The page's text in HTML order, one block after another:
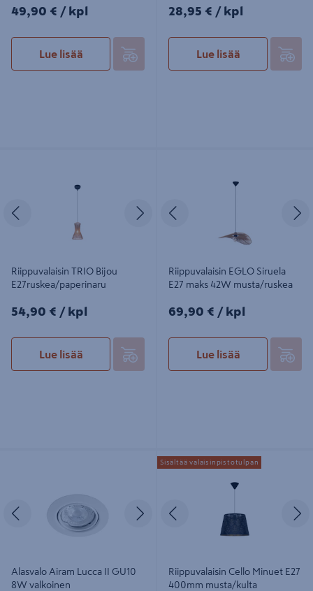
49,90€/kpl
49,90 € / kpl
Lue lisää
28,95€/kpl
28,95 € / kpl
Lue lisää
Seuraava
Riippuvalaisin TRIO Bijou
E27ruskea/paperinaru
54,90€/kpl
54,90 € / kpl
Lue lisää
Riippuvalaisin EGLO Siruela
E27 maks 42W musta/ruskea
69,90€/kpl
69,90 € / kpl
Lue lisää
Edellinen Seuraava
Alasvalo Airam Lucca II GU10
8W valkoinen
Riippuvalaisin Cello Minuet E27
400mm musta/kulta
Riippuvalaisin Cello Minuet E27
400mm musta/kulta
Sisältää valaisinpistotulpan